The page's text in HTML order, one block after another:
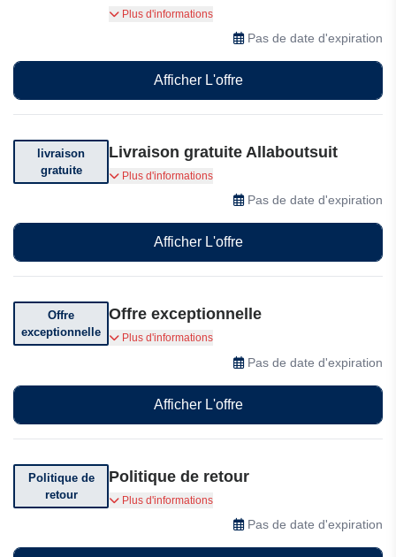
Bénéficiez d'une réduction exclusive : abonnez-
vous à la newsletter et recevez une offre
spéciale directement dans votre boîte mail !
Plus d'informations
Pas de date d'expiration
Afficher L'offre
livraison
gratuite
Livraison gratuite Allaboutsuit
Bénéficiez de la livraison gratuite sur votre
commande. Conditions générales applicables.
Plus d'informations
Pas de date d'expiration
Afficher L'offre
Offre
exceptionnelle
Offre exceptionnelle
Découvrez des offres exceptionnelles chez
Plus d'informations
Pas de date d'expiration
Afficher L'offre
Politique de
retour
Politique de retour
Vous pouvez retourner votre commande dans
les 7 jours suivant sa réception.
Plus d'informations
Pas de date d'expiration